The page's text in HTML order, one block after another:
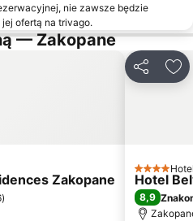
Dworzec Autobusowy PKS
Wielka Krokiew im Stanisława Marusarza
Stacja kolejowa Starý Smokovec
Przystań Szczawnica
Kolej Linowa Polana Szymoszkowa
nie zawsze będzie
ofertą na trivago.
— Zakopane
Zakopane
)
Udostępnij
4
Hotel
8,9